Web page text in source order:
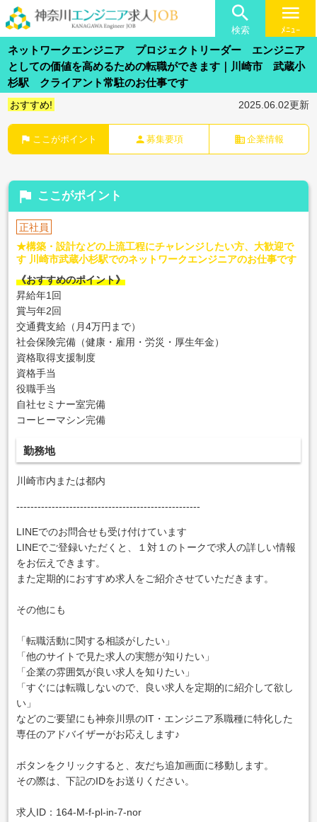

検索
menu
ﾒﾆｭｰ
ネットワークエンジニア プロジェクトリーダー エンジニア
としての価値を高めるための転職ができます｜川崎市 武蔵小
杉駅 クライアント常駐のお仕事です
おすすめ! 2025.06.02更新
flag ここがポイント person 募集要項 business 企業情報
flag ここがポイント
正社員
★構築・設計などの上流工程にチャレンジしたい方、大歓迎で
す 川崎市武蔵小杉駅でのネットワークエンジニアのお仕事です
《おすすめのポイント》
昇給年1回
賞与年2回
交通費支給（月4万円まで）
社会保険完備（健康・雇用・労災・厚生年金）
資格取得支援制度
資格手当
役職手当
自社セミナー室完備
コーヒーマシン完備
勤務地
川崎市内または都内
----------------------------------------------------
LINEでのお問合せも受け付けています
LINEでご登録いただくと、１対１のトークで求人の詳しい情報
をお伝えできます。
また定期的におすすめ求人をご紹介させていただきます。
その他にも
「転職活動に関する相談がしたい」
「他のサイトで見た求人の実態が知りたい」
「企業の雰囲気が良い求人を知りたい」
「すぐには転職しないので、良い求人を定期的に紹介して欲し
い」
などのご要望にも神奈川県のIT・エンジニア系職種に特化した
専任のアドバイザーがお応えします♪
ボタンをクリックすると、友だち追加画面に移動します。
その際は、下記のIDをお送りください。
求人ID：164-M-f-pl-in-7-nor